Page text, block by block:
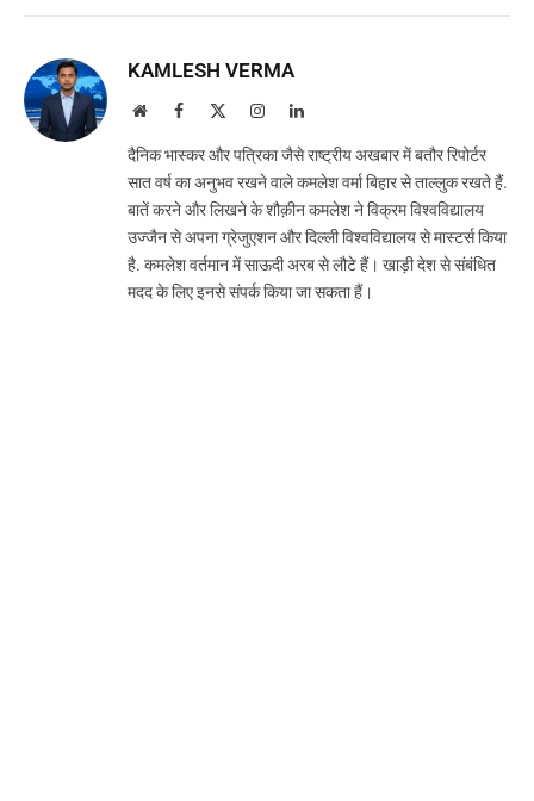
KAMLESH VERMA
WebsiteFacebook InstagramLinkedIn
दैनिक भास्कर और पत्रिका जैसे राष्ट्रीय अखबार में बतौर रिपोर्टर
सात वर्ष का अनुभव रखने वाले कमलेश वर्मा बिहार से ताल्लुक रखते हैं.
बातें करने और लिखने के शौक़ीन कमलेश ने विक्रम विश्वविद्यालय
उज्जैन से अपना ग्रेजुएशन और दिल्ली विश्वविद्यालय से मास्टर्स किया
है. कमलेश वर्तमान में साऊदी अरब से लौटे हैं। खाड़ी देश से संबंधित
मदद के लिए इनसे संपर्क किया जा सकता हैं।